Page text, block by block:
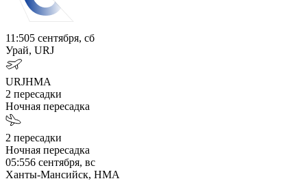
11:505 сентября, сб
Урай, URJ
URJHMA
2 пересадки
Ночная пересадка
2 пересадки
Ночная пересадка
05:556 сентября, вс
Ханты-Мансийск, HMA